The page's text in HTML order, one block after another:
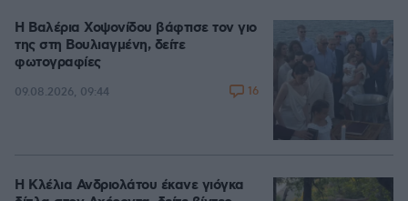
Η Βαλέρια Χοψονίδου βάφτισε τον γιο
της στη Βουλιαγμένη, δείτε
φωτογραφίες
09.08.2026, 09:44 16
Η Κλέλια Ανδριολάτου έκανε γιόγκα